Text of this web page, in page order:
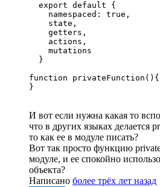
  export default {
    namespaced: true,
    state,
    getters,
    actions,
    mutations
  }
function privateFunction(){
}
И вот если нужна какая то
что в других языках делается
то как ее в модуле писать?
Вот так просто функцию
модуле, и ее спокойно
объекта?
Написано более трёх лет назад